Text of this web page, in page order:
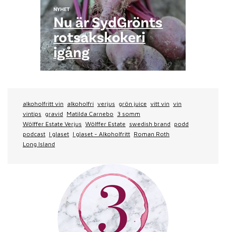
alkoholfritt vin alkoholfri verjus grön juice vitt vin vin
vintips gravid Matilda Carnebo 3 somm
Wölffer Estate Verjus Wölffer Estate swedish brand podd
podcast I glaset I glaset - Alkoholfritt Roman Roth
Long Island